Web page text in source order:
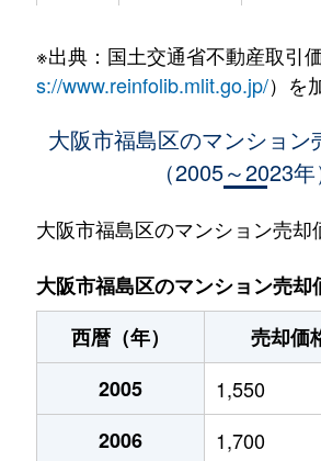
海老江
2,900万円 海老江
1,400万円 海老江
海老江
3,100万円 海老江
海老江
1,600万円 海老江
海老江
1,700万円 海老江
海老江
4,500万円 海老江
海老江
1,800万円 野田(阪
※出典：国土交通省不動産取引
s://www.reinfolib.mlit.go.jp/）を
大阪市福島区のマンション
（2005～2023年
大阪市福島区のマンション売却
大阪市福島区のマンション売却
西暦（年）
売却価
2005
1,550
2006
1,700